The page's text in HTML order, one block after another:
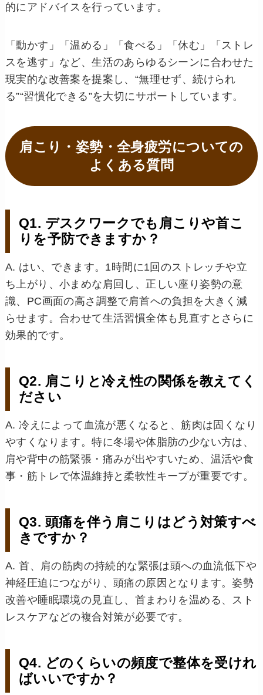
的にアドバイスを行っています。
「動かす」「温める」「食べる」「休む」「ストレ
スを逃す」など、生活のあらゆるシーンに合わせた
現実的な改善案を提案し、“無理せず、続けられ
る”“習慣化できる”を大切にサポートしています。
肩こり・姿勢・全身疲労についての
よくある質問
Q1. デスクワークでも肩こりや首こ
りを予防できますか？
A. はい、できます。1時間に1回のストレッチや立
ち上がり、小まめな肩回し、正しい座り姿勢の意
識、PC画面の高さ調整で肩首への負担を大きく減
らせます。合わせて生活習慣全体も見直すとさらに
効果的です。
Q2. 肩こりと冷え性の関係を教えてく
ださい
A. 冷えによって血流が悪くなると、筋肉は固くなり
やすくなります。特に冬場や体脂肪の少ない方は、
肩や背中の筋緊張・痛みが出やすいため、温活や食
事・筋トレで体温維持と柔軟性キープが重要です。
Q3. 頭痛を伴う肩こりはどう対策すべ
きですか？
A. 首、肩の筋肉の持続的な緊張は頭への血流低下や
神経圧迫につながり、頭痛の原因となります。姿勢
改善や睡眠環境の見直し、首まわりを温める、スト
レスケアなどの複合対策が必要です。
Q4. どのくらいの頻度で整体を受けれ
ばいいですか？